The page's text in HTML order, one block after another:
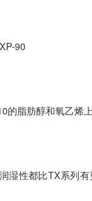
90
脂肪醇和氧乙烯
湿性都比TX系列